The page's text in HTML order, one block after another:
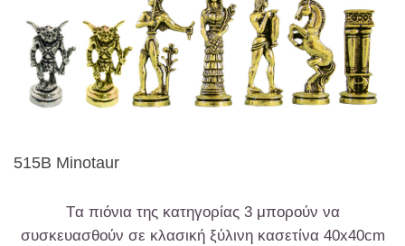
515B Minotaur
Tα πιόνια της κατηγορίας 3 μπορούν να
συσκευασθούν σε κλασική ξύλινη κασετίνα 40x40cm